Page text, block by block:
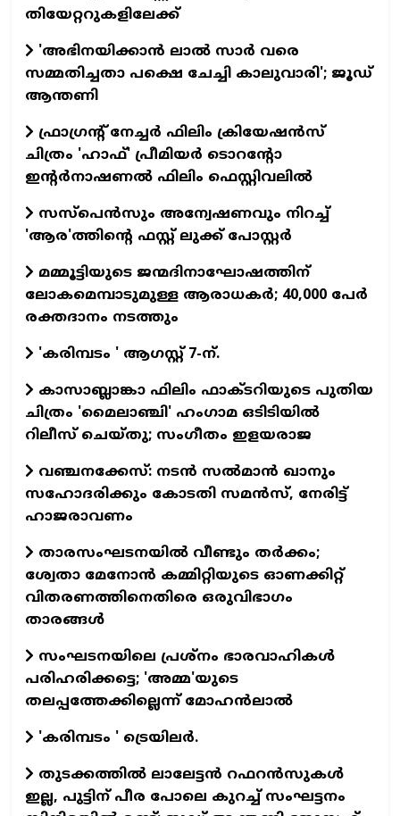
തിയേറ്ററുകളിലേക്ക്
'അഭിനയിക്കാന്‍ ലാല്‍ സാര്‍ വരെ
സമ്മതിച്ചതാ പക്ഷെ ചേച്ചി കാലുവാരി'; ജൂഡ്
ആന്തണി
ഫ്രാഗ്രന്റ് നേച്ചര്‍ ഫിലിം ക്രിയേഷന്‍സ്
ചിത്രം 'ഹാഫ്' പ്രീമിയര്‍ ടൊറന്റോ
ഇന്റര്‍നാഷണല്‍ ഫിലിം ഫെസ്റ്റിവലില്‍
സസ്പെന്‍സും അന്വേഷണവും നിറച്ച്
'ആര'ത്തിന്റെ ഫസ്റ്റ് ലുക്ക് പോസ്റ്റര്‍
മമ്മൂട്ടിയുടെ ജന്മദിനാഘോഷത്തിന്
ലോകമെമ്പാടുമുള്ള ആരാധകര്‍; 40,000 പേര്‍
രക്തദാനം നടത്തും
'കരിമ്പടം ' ആഗസ്റ്റ് 7-ന്.
കാസാബ്ലാങ്കാ ഫിലിം ഫാക്ടറിയുടെ പുതിയ
ചിത്രം 'മൈലാഞ്ചി' ഹംഗാമ ഒടിടിയില്‍
റിലീസ് ചെയ്തു; സംഗീതം ഇളയരാജ
വഞ്ചനക്കേസ്: നടന്‍ സല്‍മാന്‍ ഖാനും
സഹോദരിക്കും കോടതി സമന്‍സ്, നേരിട്ട്
ഹാജരാവണം
താരസംഘടനയില്‍ വീണ്ടും തര്‍ക്കം;
ശ്വേതാ മേനോന്‍ കമ്മിറ്റിയുടെ ഓണക്കിറ്റ്
വിതരണത്തിനെതിരെ ഒരുവിഭാഗം
താരങ്ങള്‍
സംഘടനയിലെ പ്രശ്നം ഭാരവാഹികൾ
പരിഹരിക്കട്ടെ; 'അമ്മ'യുടെ
തലപ്പത്തേക്കില്ലെന്ന് മോഹൻലാൽ
'കരിമ്പടം ' ട്രെയിലര്‍.
തുടക്കത്തില്‍ ലാലേട്ടന്‍ റഫറന്‍സുകള്‍
ഇല്ല, പുട്ടിന് പീര പോലെ കുറച്ച് സംഘട്ടനം